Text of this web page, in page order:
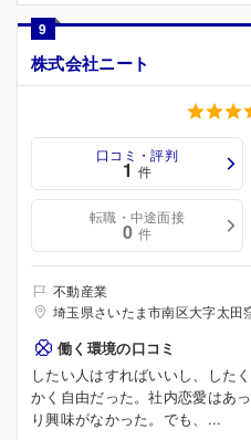
9
株式会社ニート
口コミ・評判
1 件
転職・中途面接
0 件
不動産業
埼玉県さいたま市南区大字太田
働く環境の口コミ
したい人はすればいいし、した
かく自由だった。社内恋愛はあ
り興味がなかった。でも、...